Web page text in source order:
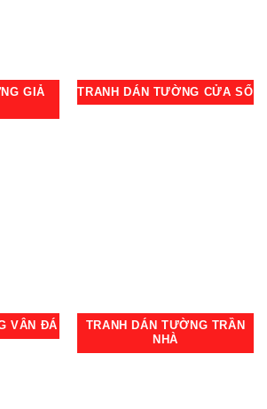
GIẢ
TRANH DÁN TƯỜNG CỬA SỔ
VÂN ĐÁ
TRANH DÁN TƯỜNG TRẦN
NHÀ